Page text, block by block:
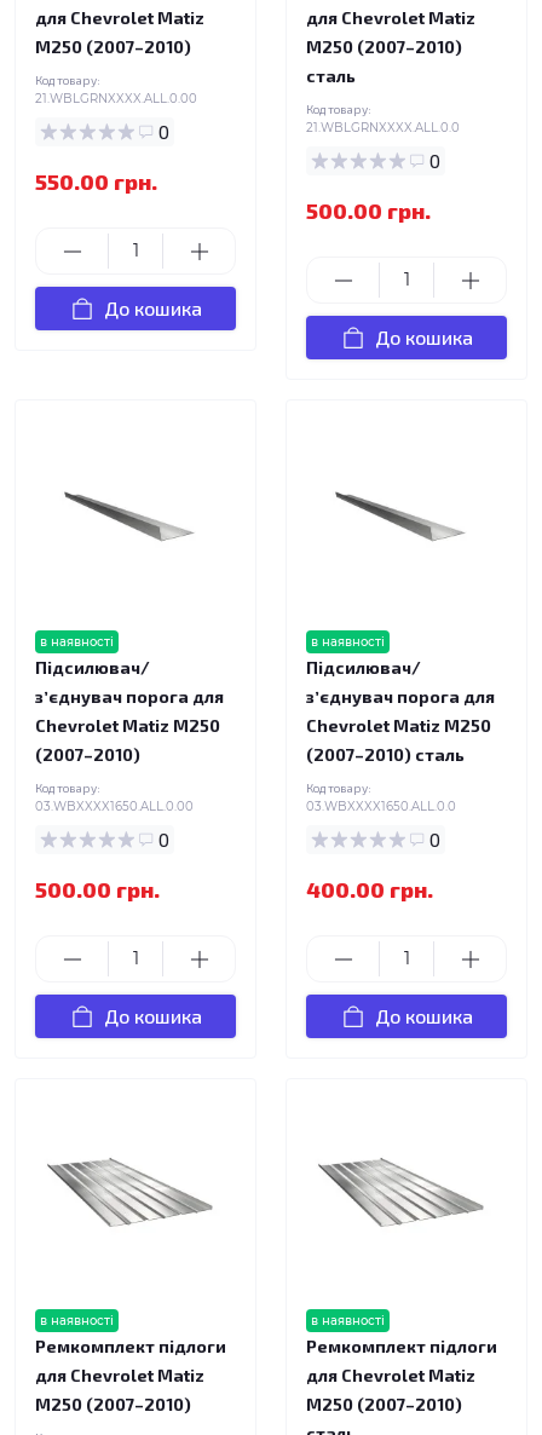
для Chevrolet Matiz
M250 (2007–2010)
Код товару:
21.WBLGRNXXXX.ALL.0.00
0
550.00 грн.
До кошика
для Chevrolet Matiz
M250 (2007–2010)
сталь
Код товару:
21.WBLGRNXXXX.ALL.0.0
0
500.00 грн.
До кошика
в наявності
Підсилювач/
зʼєднувач порога для
Chevrolet Matiz M250
(2007–2010)
Код товару:
03.WBXXXX1650.ALL.0.00
0
500.00 грн.
До кошика
в наявності
Підсилювач/
зʼєднувач порога для
Chevrolet Matiz M250
(2007–2010) сталь
Код товару:
03.WBXXXX1650.ALL.0.0
0
400.00 грн.
До кошика
в наявності
Ремкомплект підлоги
для Chevrolet Matiz
M250 (2007–2010)
в наявності
Ремкомплект підлоги
для Chevrolet Matiz
M250 (2007–2010)